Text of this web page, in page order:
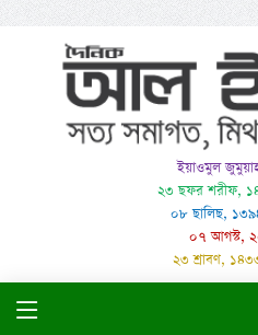
ইয়াওমুল
২৩ ছফর শরীফ,
০৮ ছালিছ,
০৭ আগস্ট,
২৩ শ্রাবণ,